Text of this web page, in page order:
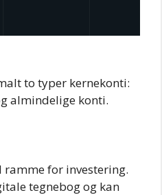
to typer kernekonti:
almindelige konti.
ramme for investering.
tegnebog og kan